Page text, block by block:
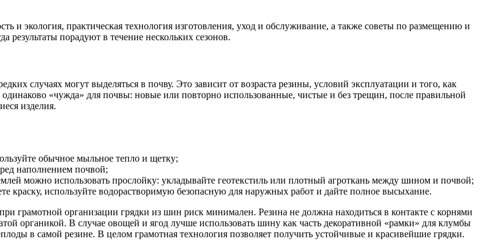
экология, практическая технология изготовления, уход и обслуживание, а также советы по размещению и
порадуют в течение нескольких сезонов.
случаях могут выделяться в почву. Это зависит от возраста резины, условий эксплуатации и того, как
«чужда» для почвы: новые или повторно использованные, чистые и без трещин, после правильной
изделия.
обычное мыльное тепло и щетку;
наполнением почвой;
можно использовать прослойку: укладывайте геотекстиль или плотный агроткань между шином и почвой;
краску, используйте водорастворимую безопасную для наружных работ и дайте полное высыхание.
грамотной организации грядки из шин риск минимален. Резина не должна находиться в контакте с корнями
органикой. В случае овощей и ягод лучше использовать шину как часть декоративной «рамки» для клумбы
в самой резине. В целом грамотная технология позволяет получить устойчивые и красивейшие грядки.